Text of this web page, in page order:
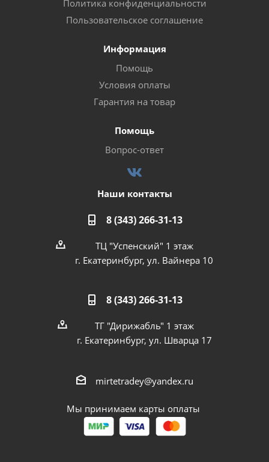
Политика конфиденциальности
Пользовательское соглашение
Информация
Помощь
Условия оплаты
Гарантия на товар
Помощь
Вопрос-ответ
Наши контакты
8 (343) 266-31-13
ТЦ "Успенский" 1 этаж
г. Екатеринбург, ул. Вайнера 10
8 (343) 266-31-13
ТГ "Дирижабль" 1 этаж
г. Екатеринбург, ул. Шварца 17
mirtetradey@yandex.ru
Мы принимаем карты оплаты